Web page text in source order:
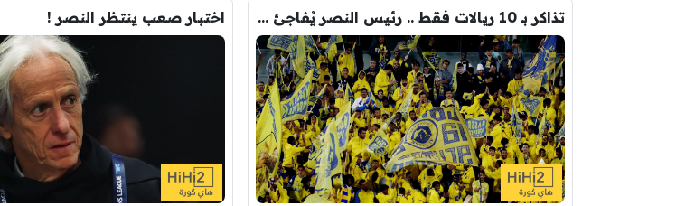
تذاكر بـ 10 ريالات فقط .. رئيس النصر يُفاجئ جماهيره في نجران ! اختبار صعب ينتظر النصر !